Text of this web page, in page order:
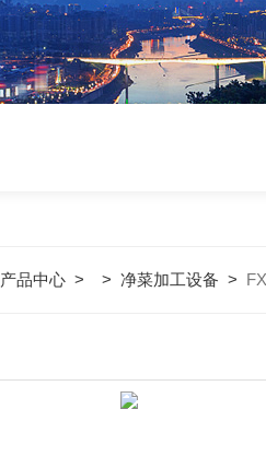
产品中心> > 净菜加工设备 >